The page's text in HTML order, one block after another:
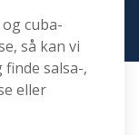
cuba-
så kan vi
salsa-,
eller